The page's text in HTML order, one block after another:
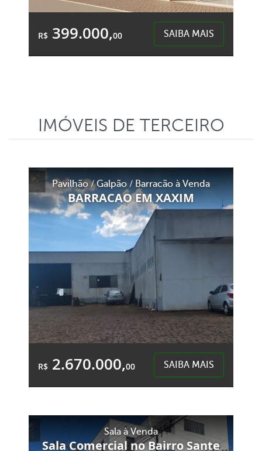
R$ 399.000,00 SAIBA MAIS
Desbravador - Chapecó
IMÓVEIS DE TERCEIRO
Pavilhão / Galpão / Barracão à Venda
BARRACAO EM XAXIM
R$ 2.670.000,00 SAIBA MAIS
&Accute;rea Total:
4.000,00m²
&Accute;rea
Privativa:
Sala à Venda
Sala Comercial no Bairro Sante